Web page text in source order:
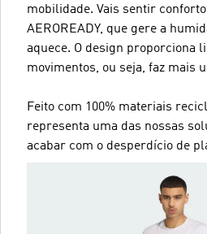
mobilidade. Vais sentir
AEROREADY, que gere a
aquece. O design proporciona
movimentos, ou seja, faz mais
Feito com 100% materiais
representa uma das nossas
acabar com o desperdício de